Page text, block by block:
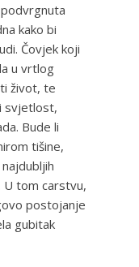
kako bi
Čovjek koji
u vrtlog
život, te
svjetlost,
Bude li
tišine,
U tom carstvu,
postojanje
gubitak